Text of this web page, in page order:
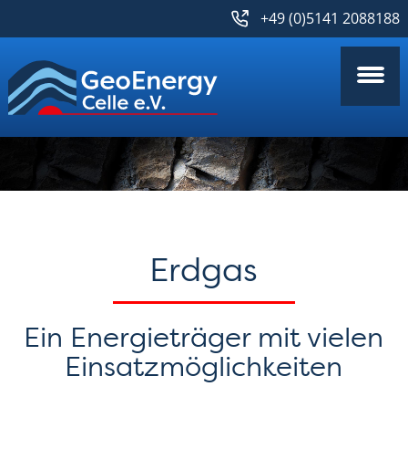
+49 (0)5141 2088188
Erdgas
Ein Energieträger mit vielen
Einsatzmöglichkeiten